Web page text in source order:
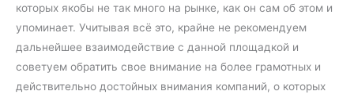
которых якобы не так много на рынке, как он сам об этом и
упоминает. Учитывая всё это, крайне не рекомендуем
дальнейшее взаимодействие с данной площадкой и
советуем обратить свое внимание на более грамотных и
действительно достойных внимания компаний, о которых